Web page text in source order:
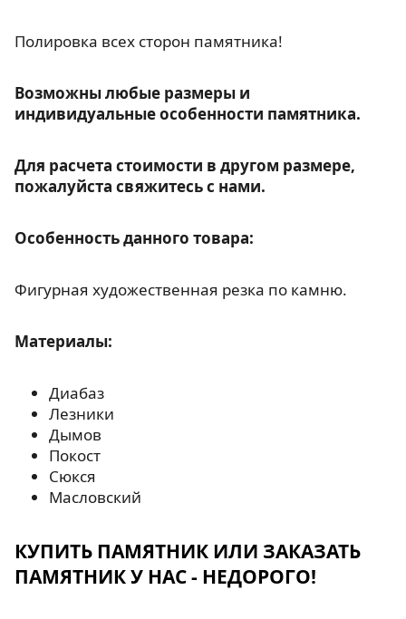
Полировка всех сторон памятника!
Возможны любые размеры и
индивидуальные особенности памятника.
Для расчета стоимости в другом размере,
пожалуйста свяжитесь с нами.
Особенность данного товара:
Фигурная художественная резка по камню.
Материалы:
Диабаз
Лезники
Дымов
Покост
Сюкся
Масловский
КУПИТЬ ПАМЯТНИК ИЛИ ЗАКАЗАТЬ
ПАМЯТНИК У НАС - НЕДОРОГО!